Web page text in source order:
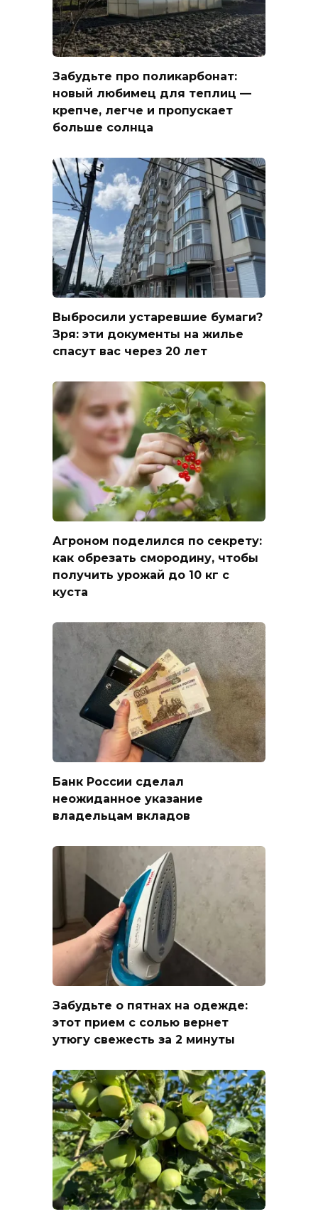
Забудьте про поликарбонат:
новый любимец для теплиц —
крепче, легче и пропускает
больше солнца
Выбросили устаревшие бумаги?
Зря: эти документы на жилье
спасут вас через 20 лет
Агроном поделился по секрету:
как обрезать смородину, чтобы
получить урожай до 10 кг с
куста
Банк России сделал
неожиданное указание
владельцам вкладов
Забудьте о пятнах на одежде:
этот прием с солью вернет
утюгу свежесть за 2 минуты